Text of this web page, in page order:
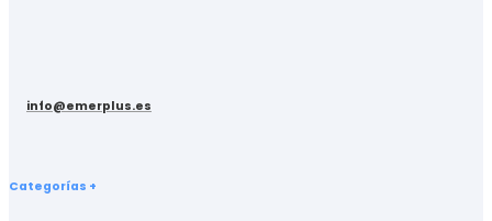
info@emerplus.es
Categorías +